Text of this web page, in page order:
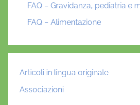
FAQ – Gravidanza, pediatria e
FAQ – Alimentazione
Articoli in lingua originale
Associazioni